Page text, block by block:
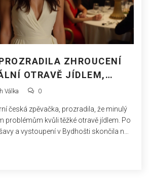
ZHROUCENÍ
OTRAVĚ JÍDLEM,
INFUZÍCH
Válka 0
česká zpěvačka, prozradila, že minulý
problémům kvůli těžké otravě jídlem. Po
a vystoupení v Bydhošti skončila na
Pražský Majáles a poděkovala